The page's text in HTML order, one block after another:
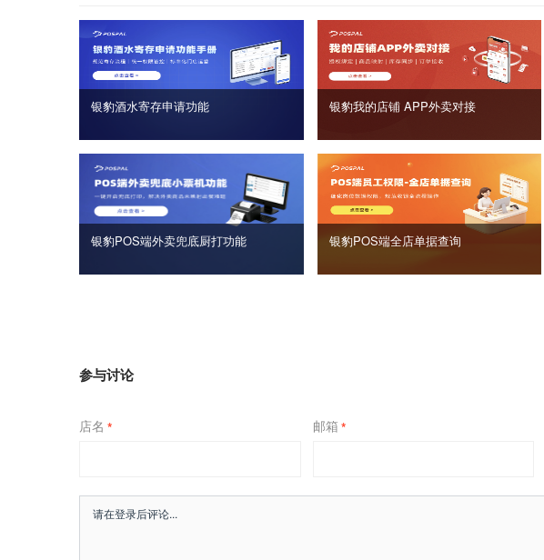
银豹酒水寄存申请功能 银豹我的店铺 APP外卖对接
银豹POS端外卖兜底厨打功能 银豹POS端全店单据查询
参与讨论
店名 * 邮箱 *